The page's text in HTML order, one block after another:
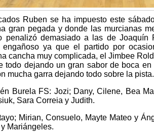
Ruben se ha impuesto este
gran pegada y donde las murcianas
penalizó demasiado a las de
engañoso ya que el partido por
cancha muy complicada, el Jimbee
todo dejando un gran sabor de boca
mucha garra dejando todo sobre la pista.
Burela FS: Jozi; Dany, Cilene, Bea
Sara Correia y Judith.
Mirian, Consuelo, Mayte Mateo y
Mariángeles.